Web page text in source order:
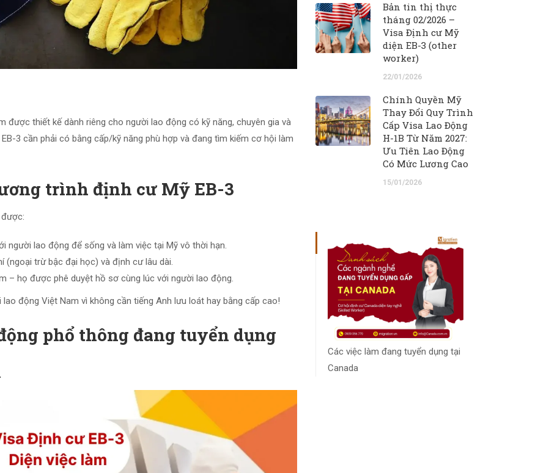
được thiết kế dành riêng cho người lao động có kỹ năng, chuyên gia và
3 cần phải có bằng cấp/kỹ năng phù hợp và đang tìm kiếm cơ hội làm
trình định cư Mỹ EB-3
người lao động để sống và làm việc tại Mỹ vô thời hạn.
trừ bậc đại học) và định cư lâu dài.
– họ được phê duyệt hồ sơ cùng lúc với người lao động.
động Việt Nam vì không cần tiếng Anh lưu loát hay bằng cấp cao!
phổ thông đang tuyển dụng
Bản tin thị thực
tháng 02/2026 –
Visa Định cư Mỹ
diện EB-3 (other
worker)
22/01/2026
Chính Quyền Mỹ
Thay Đổi Quy Trình
Cấp Visa Lao Động
H-1B Từ Năm 2027:
Ưu Tiên Lao Động
Có Mức Lương Cao
15/01/2026
Các việc làm đang tuyển dụng tại
Canada